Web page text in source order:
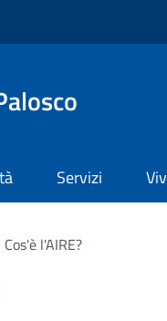
Servizi
Cos'è l'AIRE?